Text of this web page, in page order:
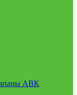
АВК